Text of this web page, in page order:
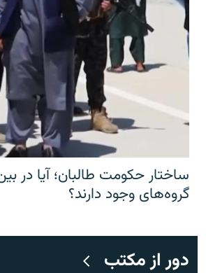
ساختار حکومت طالبان؛ آیا در
گروه‌های وجود دارند؟
دور از مکتب